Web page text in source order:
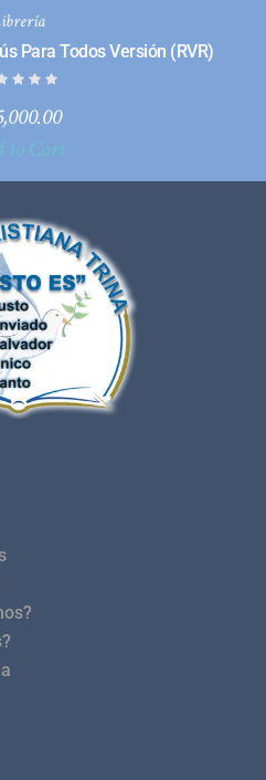
Para Todos Versión (RVR)
to Cart